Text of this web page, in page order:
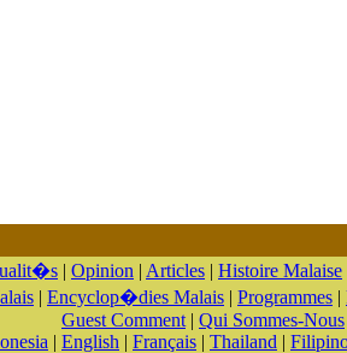
| Opinion | Articles | Histoire Malaise
| Encyclop�dies Malais | Programmes |
Guest Comment | Qui Sommes-Nous
| English | Français | Thailand |